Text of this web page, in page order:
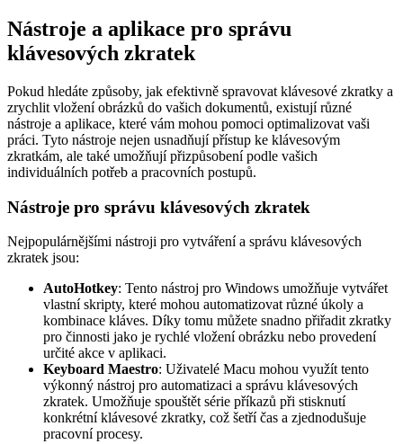
Nástroje a aplikace pro správu
klávesových zkratek
Pokud hledáte způsoby, jak efektivně spravovat klávesové zkratky a
zrychlit vložení obrázků do vašich dokumentů, existují různé
nástroje a aplikace, které vám mohou pomoci optimalizovat vaši
práci. Tyto nástroje nejen usnadňují přístup ke klávesovým
zkratkám, ale také umožňují přizpůsobení podle vašich
individuálních potřeb a pracovních postupů.
Nástroje pro správu klávesových zkratek
Nejpopulárnějšími nástroji pro vytváření a správu klávesových
zkratek jsou:
AutoHotkey: Tento nástroj pro Windows umožňuje vytvářet
vlastní skripty, které mohou automatizovat různé úkoly a
kombinace kláves. Díky tomu můžete snadno přiřadit zkratky
pro činnosti jako je rychlé vložení obrázku nebo provedení
určité akce v aplikaci.
Keyboard Maestro: Uživatelé Macu mohou využít tento
výkonný nástroj pro automatizaci a správu klávesových
zkratek. Umožňuje spouštět série příkazů při stisknutí
konkrétní klávesové zkratky, což šetří čas a zjednodušuje
pracovní procesy.